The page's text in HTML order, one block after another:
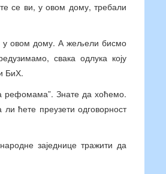
се ви, у овом дому, требали
у овом дому. А жељели бисмо
свака одлука коју
БиХ.
рефомама”. Знате да хоћемо.
ћете преузети одговорност
заједнице тражити да